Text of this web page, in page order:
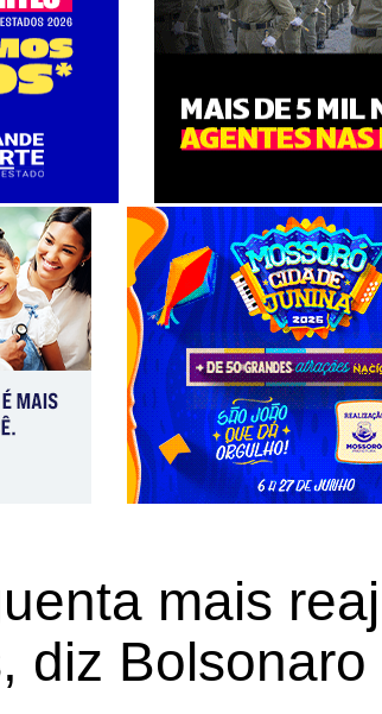
mais
diz Bolsonaro